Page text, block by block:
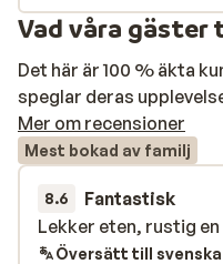
Vad våra gäster
Det här är 100 % äkta
speglar deras
Mer om recensioner
Mest bokad av familj
8.6 Fantastisk
Lekker eten, rustig
Lekker eten, rustig
Översätt till svenska